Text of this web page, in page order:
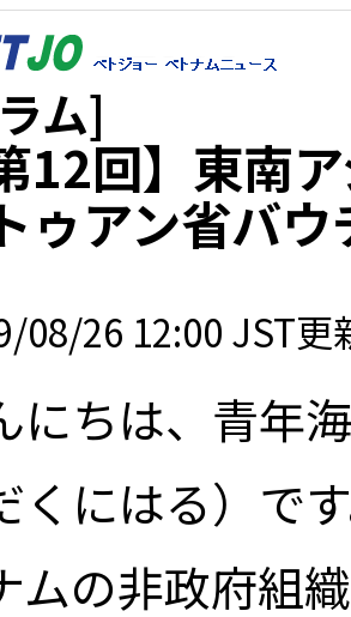
ム]
12回】東南
ゥアン省バ
08/26 12:00 JST更
にちは、青年
くにはる）で
ムの非政府組